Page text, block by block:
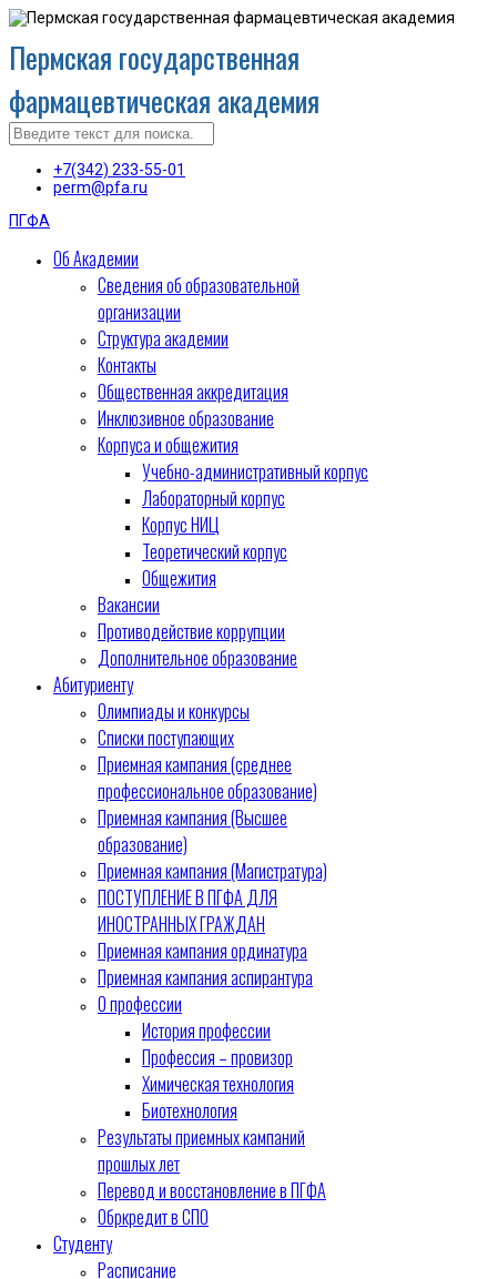
Пермская государственная
фармацевтическая академия
+7(342) 233-55-01
perm@pfa.ru
ПГФА
Об Академии
Сведения об образовательной
организации
Структура академии
Контакты
Общественная аккредитация
Инклюзивное образование
Корпуса и общежития
Учебно-административный корпус
Лабораторный корпус
Корпус НИЦ
Теоретический корпус
Общежития
Вакансии
Противодействие коррупции
Дополнительное образование
Абитуриенту
Олимпиады и конкурсы
Списки поступающих
Приемная кампания (среднее
профессиональное образование)
Приемная кампания (Высшее
образование)
Приемная кампания (Магистратура)
ПОСТУПЛЕНИЕ В ПГФА ДЛЯ
ИНОСТРАННЫХ ГРАЖДАН
Приемная кампания ординатура
Приемная кампания аспирантура
О профессии
История профессии
Профессия – провизор
Химическая технология
Биотехнология
Результаты приемных кампаний
прошлых лет
Перевод и восстановление в ПГФА
Обркредит в СПО
Студенту
Расписание